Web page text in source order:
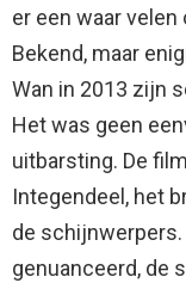
er een waar
Bekend, maar
Wan in 2013 zijn
Het was geen
uitbarsting. De
Integendeel, het
de schijnwerpers.
genuanceerd, de